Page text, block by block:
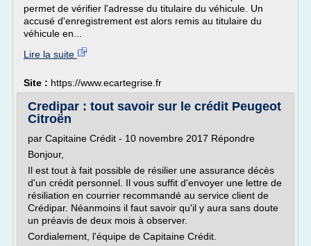
permet de vérifier l'adresse du titulaire du véhicule. Un
accusé d'enregistrement est alors remis au titulaire du
véhicule en...
Lire la suite
Site : https://www.ecartegrise.fr
Credipar : tout savoir sur le crédit Peugeot
Citroën
par Capitaine Crédit - 10 novembre 2017 Répondre
Bonjour,
Il est tout à fait possible de résilier une assurance décès
d'un crédit personnel. Il vous suffit d'envoyer une lettre de
résiliation en courrier recommandé au service client de
Crédipar. Néanmoins il faut savoir qu'il y aura sans doute
un préavis de deux mois à observer.
Cordialement, l'équipe de Capitaine Crédit.